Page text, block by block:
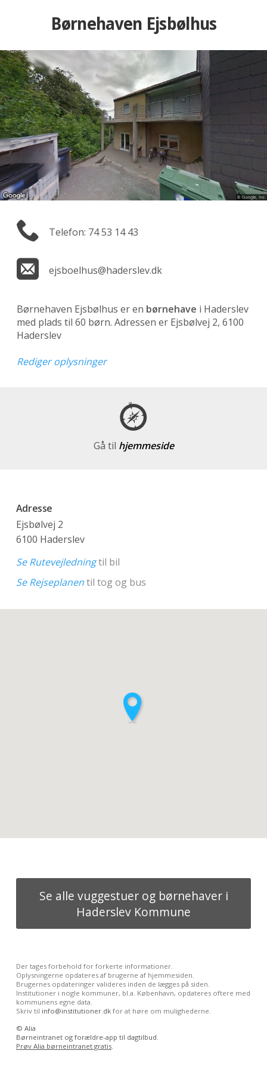
Børnehaven Ejsbølhus
Telefon: 74 53 14 43
ejsboelhus@haderslev.dk
Børnehaven Ejsbølhus er en børnehave i Haderslev
med plads til 60 børn. Adressen er Ejsbølvej 2, 6100
Haderslev
Rediger oplysninger
Gå til hjemmeside
Adresse
Ejsbølvej 2
6100 Haderslev
Se Rutevejledningtil bil
Se Rejseplanentil tog og bus
Se alle vuggestuer og børnehaver i
Haderslev Kommune
Der tages forbehold for forkerte informationer.
Oplysningerne opdateres af brugerne af hjemmesiden.
Brugernes opdateringer valideres inden de lægges på siden.
Institutioner i nogle kommuner, bl.a. København, opdateres oftere med
kommunens egne data.
Skriv til info@institutioner.dkfor at høre om mulighederne.
© Alia
Børneintranet og forældre-app til dagtilbud.
Prøv Alia børneintranet gratis.